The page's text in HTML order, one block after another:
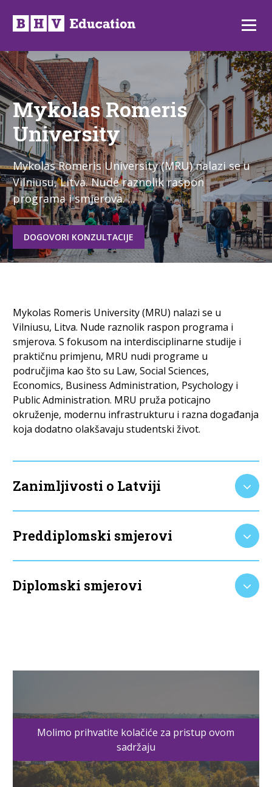
sadržaj
Mykolas Romeris
University
Mykolas Romeris University (MRU) nalazi se u
Vilniusu, Litva. Nude raznolik raspon
programa i smjerova. ...
DOGOVORI KONZULTACIJE
Mykolas Romeris University (MRU) nalazi se u
Vilniusu, Litva. Nude raznolik raspon programa i
smjerova. S fokusom na interdisciplinarne studije i
praktičnu primjenu, MRU nudi programe u
područjima kao što su Law, Social Sciences,
Economics, Business Administration, Psychology i
Public Administration. MRU pruža poticajno
okruženje, modernu infrastrukturu i razna događanja
koja dodatno olakšavaju studentski život.
Zanimljivosti o Latviji
Preddiplomski smjerovi
Diplomski smjerovi
Molimo prihvatite kolačiće za pristup ovom
sadržaju